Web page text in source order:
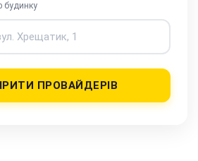
будинку
ПРОВАЙДЕРІВ